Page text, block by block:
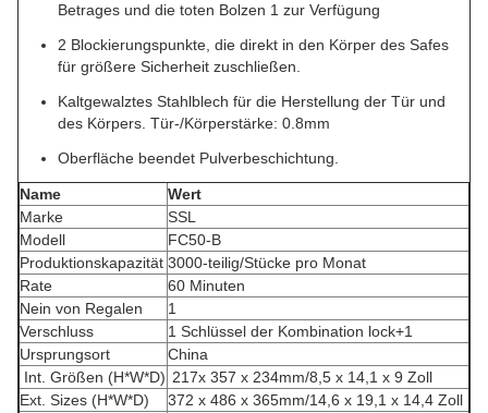
Betrages und die toten Bolzen 1 zur Verfügung
2 Blockierungspunkte, die direkt in den Körper des Safes
für größere Sicherheit zuschließen.
Kaltgewalztes Stahlblech für die Herstellung der Tür und
des Körpers. Tür-/Körperstärke: 0.8mm
Oberfläche beendet Pulverbeschichtung.
Name
Wert
Marke
SSL
Modell
FC50-B
Produktionskapazität 3000-teilig/Stücke pro Monat
Rate
60 Minuten
Nein von Regalen
1
Verschluss
1 Schlüssel der Kombination lock+1
Ursprungsort
China
Int. Größen (H*W*D) 217x 357 x 234mm/8,5 x 14,1 x 9 Zoll
Ext. Sizes (H*W*D)
372 x 486 x 365mm/14,6 x 19,1 x 14,4 Zoll